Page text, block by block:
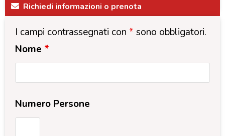
Richiedi informazioni o prenota
I campi contrassegnati con* sono obbligatori.
Nome *
Numero Persone